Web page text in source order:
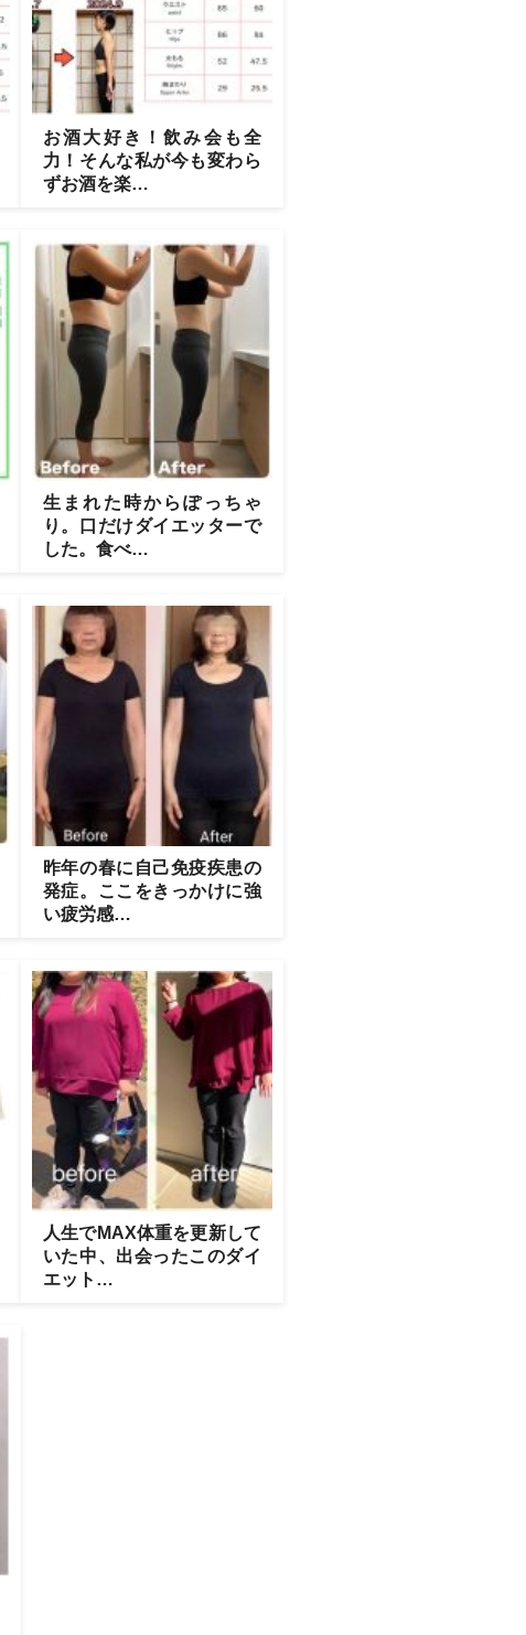
お酒大好き！飲み会も全
力！そんな私が今も変わら
ずお酒を楽…
生まれた時からぽっちゃ
り。口だけダイエッターで
した。食べ…
昨年の春に自己免疫疾患の
発症。ここをきっかけに強
い疲労感…
人生でMAX体重を更新して
いた中、出会ったこのダイ
エット…